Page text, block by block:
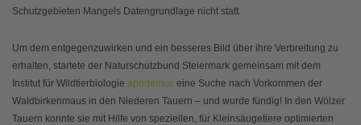
Schutzgebieten Mangels Datengrundlage nicht statt.
Um dem entgegenzuwirken und ein besseres Bild über ihre Verbreitung zu
erhalten, startete der Naturschutzbund Steiermark gemeinsam mit dem
Institut für Wildtierbiologie apodemus eine Suche nach Vorkommen der
Waldbirkenmaus in den Niederen Tauern – und wurde fündig! In den Wölzer
Tauern konnte sie mit Hilfe von speziellen, für Kleinsäugetiere optimierten